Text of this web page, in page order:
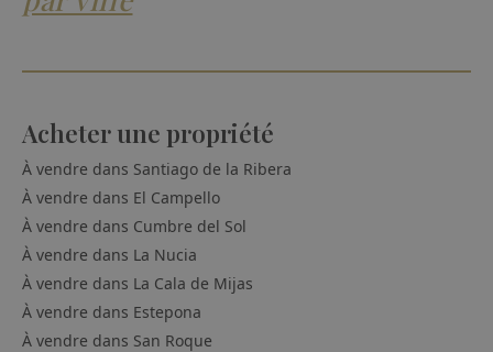
Acheter une propriété
À vendre dans Santiago de la Ribera
À vendre dans El Campello
À vendre dans Cumbre del Sol
À vendre dans La Nucia
À vendre dans La Cala de Mijas
À vendre dans Estepona
À vendre dans San Roque